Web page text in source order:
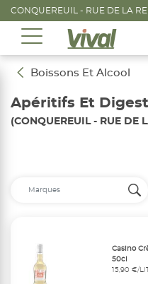
CONQUEREUIL - RUE DE LA
Boissons Et Alcool
Apéritifs Et
(CONQUEREUIL - RUE DE
Casino
50cl
15,90 €/